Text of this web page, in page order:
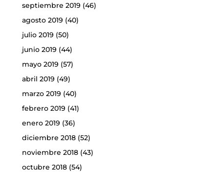
septiembre 2019 (46)
agosto 2019 (40)
julio 2019 (50)
junio 2019 (44)
mayo 2019 (57)
abril 2019 (49)
marzo 2019 (40)
febrero 2019 (41)
enero 2019 (36)
diciembre 2018(52)
noviembre 2018(43)
octubre 2018(54)